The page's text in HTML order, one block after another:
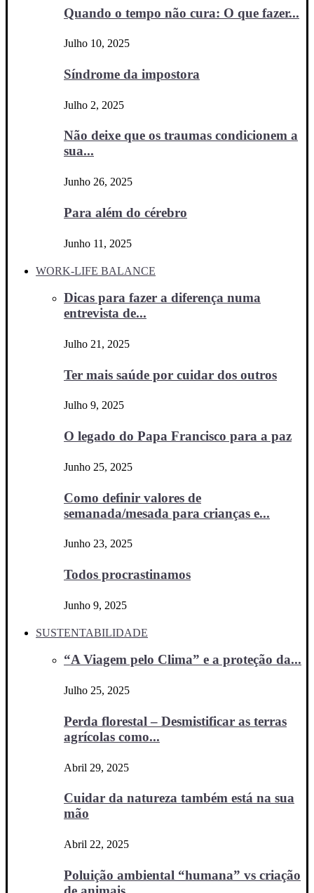
Quando o tempo não cura: O que fazer...
Julho 10, 2025
Síndrome da impostora
Julho 2, 2025
Não deixe que os traumas condicionem a
sua...
Junho 26, 2025
Para além do cérebro
Junho 11, 2025
WORK-LIFE BALANCE
Dicas para fazer a diferença numa
entrevista de...
Julho 21, 2025
Ter mais saúde por cuidar dos outros
Julho 9, 2025
O legado do Papa Francisco para a paz
Junho 25, 2025
Como definir valores de
semanada/mesada para crianças e...
Junho 23, 2025
Todos procrastinamos
Junho 9, 2025
SUSTENTABILIDADE
“A Viagem pelo Clima” e a proteção da...
Julho 25, 2025
Perda florestal – Desmistificar as terras
agrícolas como...
Abril 29, 2025
Cuidar da natureza também está na sua
mão
Abril 22, 2025
Poluição ambiental “humana” vs criação